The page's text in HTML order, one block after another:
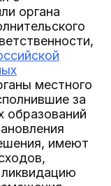
органа
местного
за
образований
имеют